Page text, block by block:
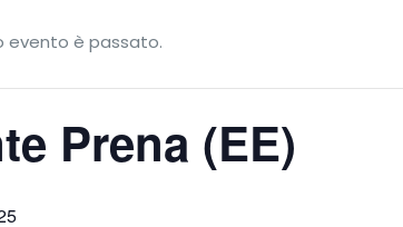
evento è passato.
Prena (EE)